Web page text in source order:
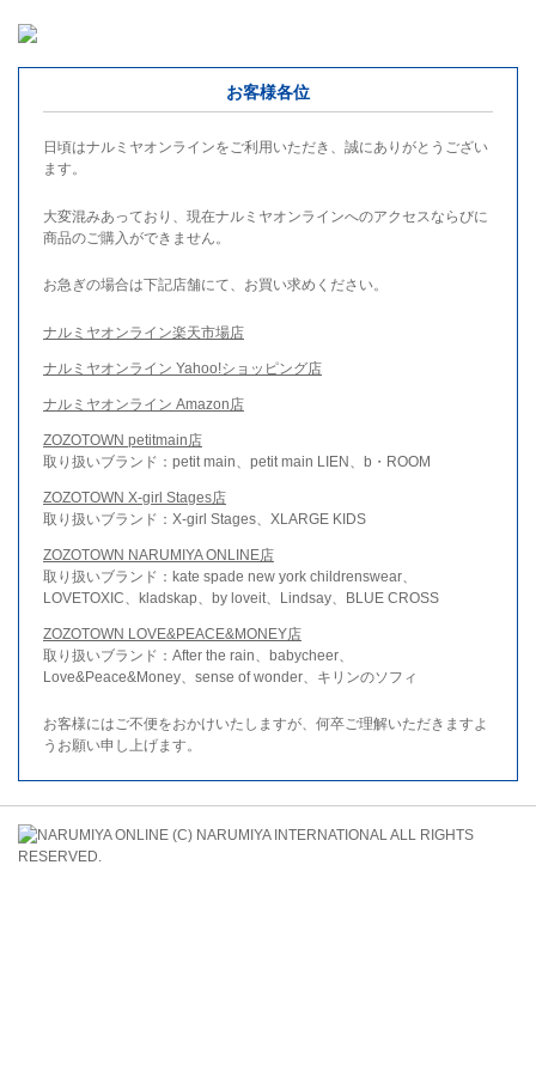
お客様各位
日頃はナルミヤオンラインをご利用いただき、誠にありがとうござい
ます。
大変混みあっており、現在ナルミヤオンラインへのアクセスならびに
商品のご購入ができません。
お急ぎの場合は下記店舗にて、お買い求めください。
ナルミヤオンライン楽天市場店
ナルミヤオンライン Yahoo!ショッピング店
ナルミヤオンライン Amazon店
ZOZOTOWN petitmain店
取り扱いブランド：petit main、petit main LIEN、b・ROOM
ZOZOTOWN X-girl Stages店
取り扱いブランド：X-girl Stages、XLARGE KIDS
ZOZOTOWN NARUMIYA ONLINE店
取り扱いブランド：kate spade new york childrenswear、
LOVETOXIC、kladskap、by loveit、Lindsay、BLUE CROSS
ZOZOTOWN LOVE&PEACE&MONEY店
取り扱いブランド：After the rain、babycheer、
Love&Peace&Money、sense of wonder、キリンのソフィ
お客様にはご不便をおかけいたしますが、何卒ご理解いただきますよ
うお願い申し上げます。